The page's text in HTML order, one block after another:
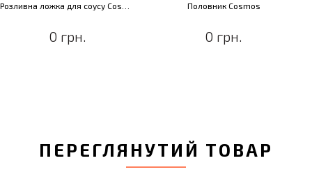
0 грн.
Половник Cosmos
0 грн.
ПЕРЕГЛЯНУТИЙ ТОВАР